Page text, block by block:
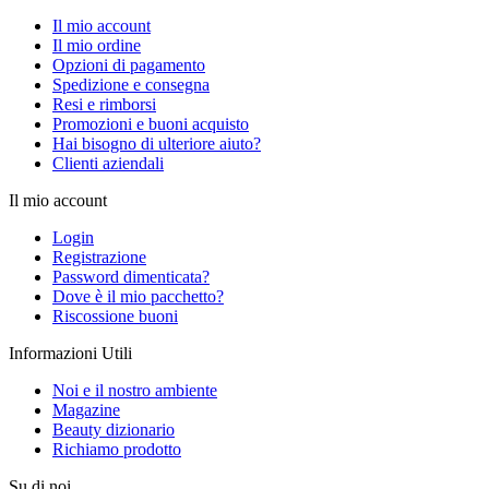
Il mio account
Il mio ordine
Opzioni di pagamento
Spedizione e consegna
Resi e rimborsi
Promozioni e buoni acquisto
Hai bisogno di ulteriore aiuto?
Clienti aziendali
Il mio account
Login
Registrazione
Password dimenticata?
Dove è il mio pacchetto?
Riscossione buoni
Informazioni Utili
Noi e il nostro ambiente
Magazine
Beauty dizionario
Richiamo prodotto